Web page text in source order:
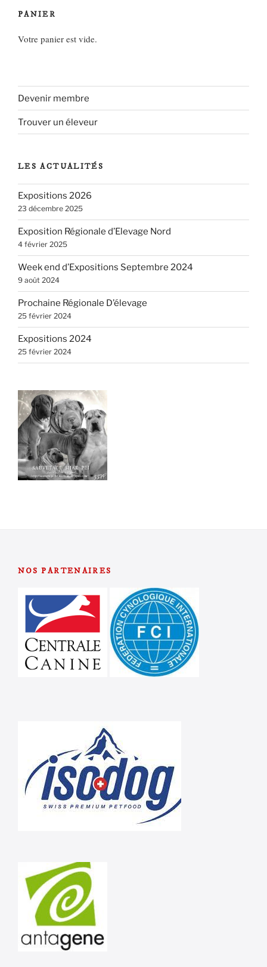
PANIER
Votre panier est vide.
Devenir membre
Trouver un éleveur
LES ACTUALITÉS
Expositions 2026
23 décembre 2025
Exposition Régionale d’Elevage Nord
4 février 2025
Week end d’Expositions Septembre 2024
9 août 2024
Prochaine Régionale D’élevage
25 février 2024
Expositions 2024
25 février 2024
NOS PARTENAIRES